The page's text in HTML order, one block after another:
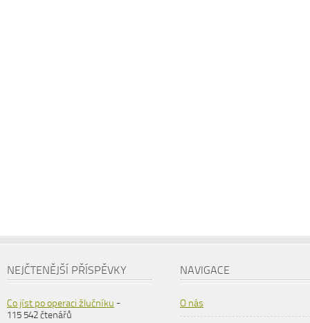
NEJČTENĚJŠÍ PŘÍSPĚVKY
Co jíst po operaci žlučníku -
115 542 čtenářů
NAVIGACE
O nás